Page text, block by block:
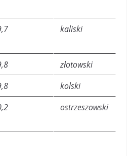
kaliski
złotowski
kolski
ostrzeszowski